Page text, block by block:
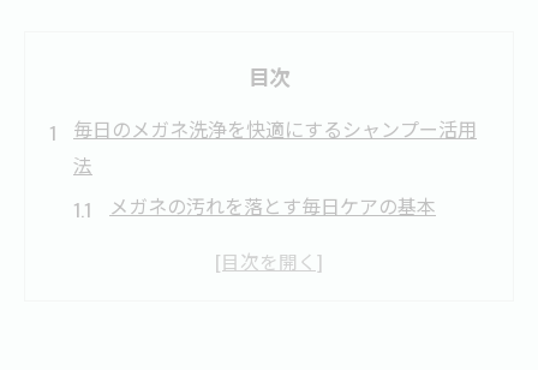
目次
毎日のメガネ洗浄を快適にするシャンプー活用
法
メガネの汚れを落とす毎日ケアの基本
メガネシャンプーで手軽に清潔を維持